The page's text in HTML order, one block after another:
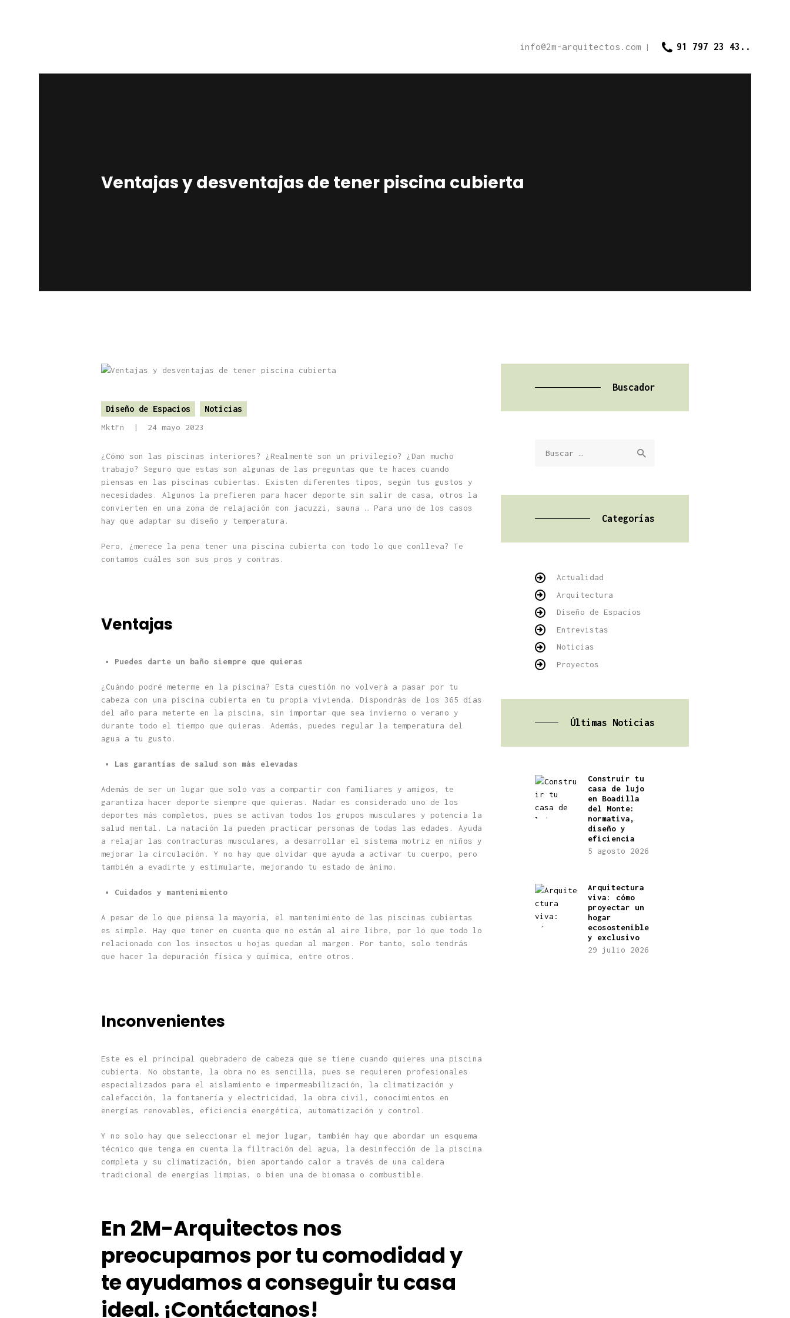
info@2m-arquitectos.com 91 797 23 43..
Ventajas y desventajas de tener piscina cubierta
Proyectos
Presupuesto
Diseño de Espacios Noticias
MktFn 24 mayo 2023
¿Cómo son las piscinas interiores? ¿Realmente son un privilegio? ¿Dan mucho
trabajo? Seguro que estas son algunas de las preguntas que te haces cuando
piensas en las piscinas cubiertas. Existen diferentes tipos, según tus gustos y
necesidades. Algunos la prefieren para hacer deporte sin salir de casa, otros la
convierten en una zona de relajación con jacuzzi, sauna … Para uno de los casos
hay que adaptar su diseño y temperatura.
Pero, ¿merece la pena tener una piscina cubierta con todo lo que conlleva? Te
contamos cuáles son sus pros y contras.
Ventajas
Puedes darte un baño siempre que quieras
¿Cuándo podré meterme en la piscina? Esta cuestión no volverá a pasar por tu
cabeza con una piscina cubierta en tu propia vivienda. Dispondrás de los 365 días
del año para meterte en la piscina, sin importar que sea invierno o verano y
durante todo el tiempo que quieras. Además, puedes regular la temperatura del
agua a tu gusto.
Las garantías de salud son más elevadas
Además de ser un lugar que solo vas a compartir con familiares y amigos, te
garantiza hacer deporte siempre que quieras. Nadar es considerado uno de los
deportes más completos, pues se activan todos los grupos musculares y potencia la
salud mental. La natación la pueden practicar personas de todas las edades. Ayuda
a relajar las contracturas musculares, a desarrollar el sistema motriz en niños y
mejorar la circulación. Y no hay que olvidar que ayuda a activar tu cuerpo, pero
también a evadirte y estimularte, mejorando tu estado de ánimo.
Cuidados y mantenimiento
A pesar de lo que piensa la mayoría, el mantenimiento de las piscinas cubiertas
es simple. Hay que tener en cuenta que no están al aire libre, por lo que todo lo
relacionado con los insectos u hojas quedan al margen. Por tanto, solo tendrás
que hacer la depuración física y química, entre otros.
Inconvenientes
Este es el principal quebradero de cabeza que se tiene cuando quieres una piscina
cubierta. No obstante, la obra no es sencilla, pues se requieren profesionales
especializados para el aislamiento e impermeabilización, la climatización y
calefacción, la fontanería y electricidad, la obra civil, conocimientos en
energías renovables, eficiencia energética, automatización y control.
Y no solo hay que seleccionar el mejor lugar, también hay que abordar un esquema
técnico que tenga en cuenta la filtración del agua, la desinfección de la piscina
completa y su climatización, bien aportando calor a través de una caldera
tradicional de energías limpias, o bien una de biomasa o combustible.
En 2M-Arquitectos nos
preocupamos por tu comodidad y
te ayudamos a conseguir tu casa
ideal. ¡Contáctanos!
Buscador
Categorías
Actualidad
Arquitectura
Diseño de Espacios
Entrevistas
Noticias
Proyectos
Últimas Noticias
Construir tu
casa de lujo
en Boadilla
del Monte:
normativa,
diseño y
eficiencia
5 agosto 2026
Arquitectura
viva: cómo
proyectar un
hogar
ecosostenible
y exclusivo
29 julio 2026